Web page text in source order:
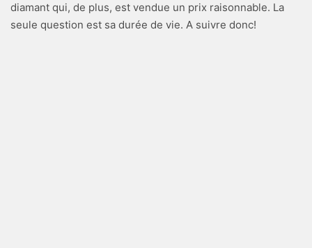
diamant qui, de plus, est vendue un prix raisonnable. La
seule question est sa durée de vie. A suivre donc!